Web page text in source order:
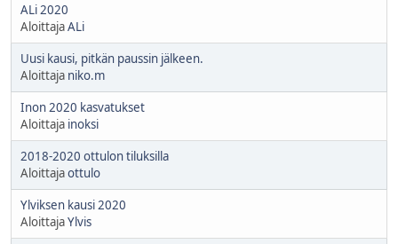
ALi 2020
AloittajaALi
Uusi kausi, pitkän paussin jälkeen.
Aloittaja niko.m
Inon 2020 kasvatukset
Aloittaja inoksi
2018-2020 ottulon tiluksilla
Aloittajaottulo
Ylviksen kausi 2020
AloittajaYlvis